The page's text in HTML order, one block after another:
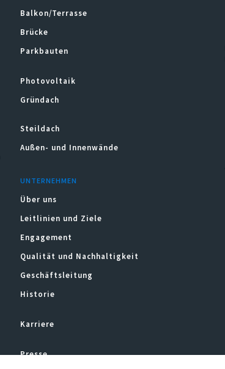
Balkon/Terrasse
Brücke
Parkbauten
Photovoltaik
Gründach
Steildach
Außen- und Innenwände
UNTERNEHMEN
Über uns
Leitlinien und Ziele
Engagement
Qualität und Nachhaltigkeit
Geschäftsleitung
Historie
Karriere
Presse